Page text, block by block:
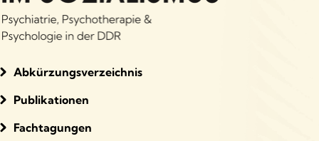
Abkürzungsverzeichnis
Publikationen
Fachtagungen